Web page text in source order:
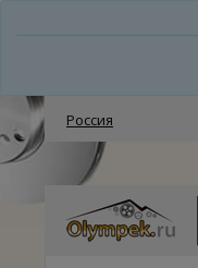
Россия